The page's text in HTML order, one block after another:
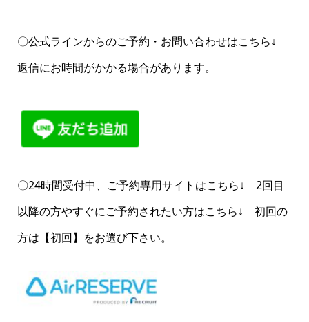
〇公式ラインからのご予約・お問い合わせはこちら↓
返信にお時間がかかる場合があります。
〇24時間受付中、ご予約専用サイトはこちら↓ 2回目
以降の方やすぐにご予約されたい方はこちら↓ 初回の
方は【初回】をお選び下さい。